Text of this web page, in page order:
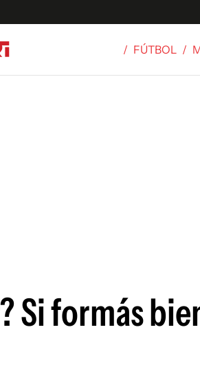
/ FÚTBOL /
Si formás